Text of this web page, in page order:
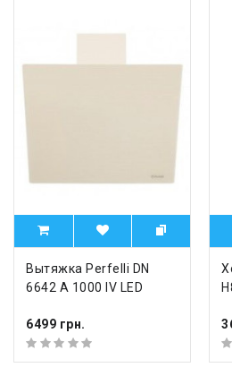
Вытяжка Perfelli DN
6642 A 1000 IV LED
6499 грн.